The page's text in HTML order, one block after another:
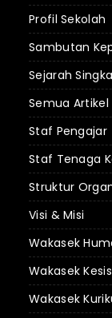
Profil Sekolah
Sambutan
Sejarah
Semua Artikel
Staf Pengajar
Staf Tenaga
Struktur
Visi & Misi
Wakasek
Wakasek
Wakasek